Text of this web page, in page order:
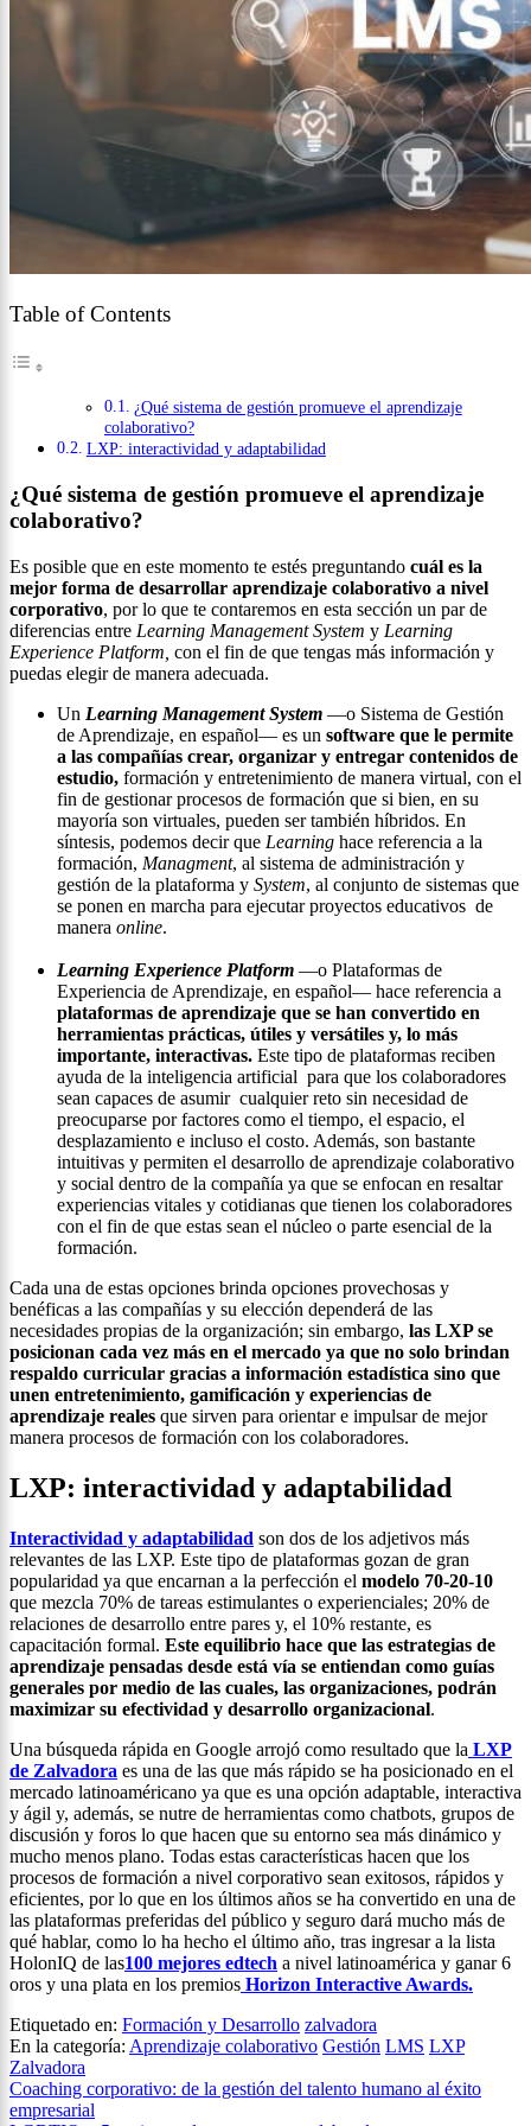
Table of Contents
¿Qué sistema de gestión promueve el aprendizaje
colaborativo?
LXP: interactividad y adaptabilidad
¿Qué sistema de gestión promueve el aprendizaje
colaborativo?
Es posible que en este momento te estés preguntando cuál es la
mejor forma de desarrollar aprendizaje colaborativo a nivel
corporativo, por lo que te contaremos en esta sección un par de
diferencias entre Learning Management System y Learning
Experience Platform, con el fin de que tengas más información y
puedas elegir de manera adecuada.
Un Learning Management System ―o Sistema de Gestión
de Aprendizaje, en español― es un software que le permite
a las compañías crear, organizar y entregar contenidos de
estudio, formación y entretenimiento de manera virtual, con el
fin de gestionar procesos de formación que si bien, en su
mayoría son virtuales, pueden ser también híbridos. En
síntesis, podemos decir que Learning hace referencia a la
formación, Managment, al sistema de administración y
gestión de la plataforma y System, al conjunto de sistemas que
se ponen en marcha para ejecutar proyectos educativos de
manera online.
Learning Experience Platform ―o Plataformas de
Experiencia de Aprendizaje, en español― hace referencia a
plataformas de aprendizaje que se han convertido en
herramientas prácticas, útiles y versátiles y, lo más
importante, interactivas. Este tipo de plataformas reciben
ayuda de la inteligencia artificial para que los colaboradores
sean capaces de asumir cualquier reto sin necesidad de
preocuparse por factores como el tiempo, el espacio, el
desplazamiento e incluso el costo. Además, son bastante
intuitivas y permiten el desarrollo de aprendizaje colaborativo
y social dentro de la compañía ya que se enfocan en resaltar
experiencias vitales y cotidianas que tienen los colaboradores
con el fin de que estas sean el núcleo o parte esencial de la
formación.
Cada una de estas opciones brinda opciones provechosas y
benéficas a las compañías y su elección dependerá de las
necesidades propias de la organización; sin embargo, las LXP se
posicionan cada vez más en el mercado ya que no solo brindan
respaldo curricular gracias a información estadística sino que
unen entretenimiento, gamificación y experiencias de
aprendizaje reales que sirven para orientar e impulsar de mejor
manera procesos de formación con los colaboradores.
LXP: interactividad y adaptabilidad
Interactividad y adaptabilidad son dos de los adjetivos más
relevantes de las LXP. Este tipo de plataformas gozan de gran
popularidad ya que encarnan a la perfección el modelo 70-20-10
que mezcla 70% de tareas estimulantes o experienciales; 20% de
relaciones de desarrollo entre pares y, el 10% restante, es
capacitación formal. Este equilibrio hace que las estrategias de
aprendizaje pensadas desde está vía se entiendan como guías
generales por medio de las cuales, las organizaciones, podrán
maximizar su efectividad y desarrollo organizacional.
Una búsqueda rápida en Google arrojó como resultado que la LXP
de Zalvadora es una de las que más rápido se ha posicionado en el
mercado latinoaméricano ya que es una opción adaptable, interactiva
y ágil y, además, se nutre de herramientas como chatbots, grupos de
discusión y foros lo que hacen que su entorno sea más dinámico y
mucho menos plano. Todas estas características hacen que los
procesos de formación a nivel corporativo sean exitosos, rápidos y
eficientes, por lo que en los últimos años se ha convertido en una de
las plataformas preferidas del público y seguro dará mucho más de
qué hablar, como lo ha hecho el último año, tras ingresar a la lista
HolonIQ de las100 mejores edtech a nivel latinoamérica y ganar 6
oros y una plata en los premios Horizon Interactive Awards.
Etiquetado en: Formación y Desarrollo zalvadora
En la categoría: Aprendizaje colaborativo Gestión LMS LXP
Zalvadora
Navegación
Coaching corporativo: de la gestión del talento humano al éxito
empresarial